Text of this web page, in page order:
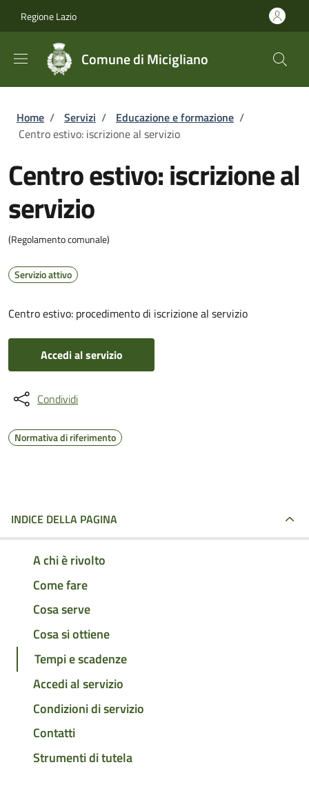
Regione Lazio
Comune di Micigliano
Briciole di pane
Home / Servizi / Educazione e formazione /
Centro estivo: iscrizione al servizio
Centro estivo: iscrizione al
servizio
(Regolamento comunale)
Servizio attivo
Centro estivo: procedimento di iscrizione al servizio
Accedi al servizio
Condividi
Normativa di riferimento
INDICE DELLA PAGINA
A chi è rivolto
Come fare
Cosa serve
Cosa si ottiene
Tempi e scadenze
Accedi al servizio
Condizioni di servizio
Contatti
Strumenti di tutela